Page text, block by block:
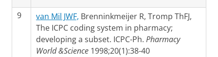
9 van Mil JWF, Brenninkmeijer R, Tromp ThFJ,
The ICPC coding system in pharmacy;
developing a subset. ICPC-Ph. Pharmacy
World &Science 1998;20(1):38-40